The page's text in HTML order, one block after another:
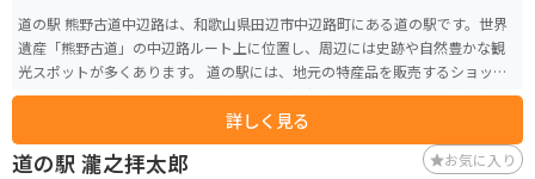
道の駅 熊野古道中辺路は、和歌山県田辺市中辺路町にある道の駅です。世界
遺産「熊野古道」の中辺路ルート上に位置し、周辺には史跡や自然豊かな観
光スポットが多くあります。 道の駅には、地元の特産品を販売するショップ
やレストランがあり、熊野牛や梅干しなど、和歌山県ならではの味覚を楽し
むことができます。また、熊野古道の情報コーナーでは、ルートや見どころ
などの情報を収集することができます。 バイクで訪れる場合、道の駅には広
い駐車場が完備されているので安心です。熊野古道は、山間部を走るワイン
詳しく見る
道の駅 瀧之拝太郎 お気に入り